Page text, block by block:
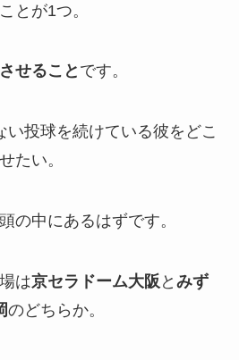
とが1つ。
せること です。
い投球を続けている彼をどこ
たい。
の中にあるはずです。
は京セラドーム大阪 と みず
のどちらか。